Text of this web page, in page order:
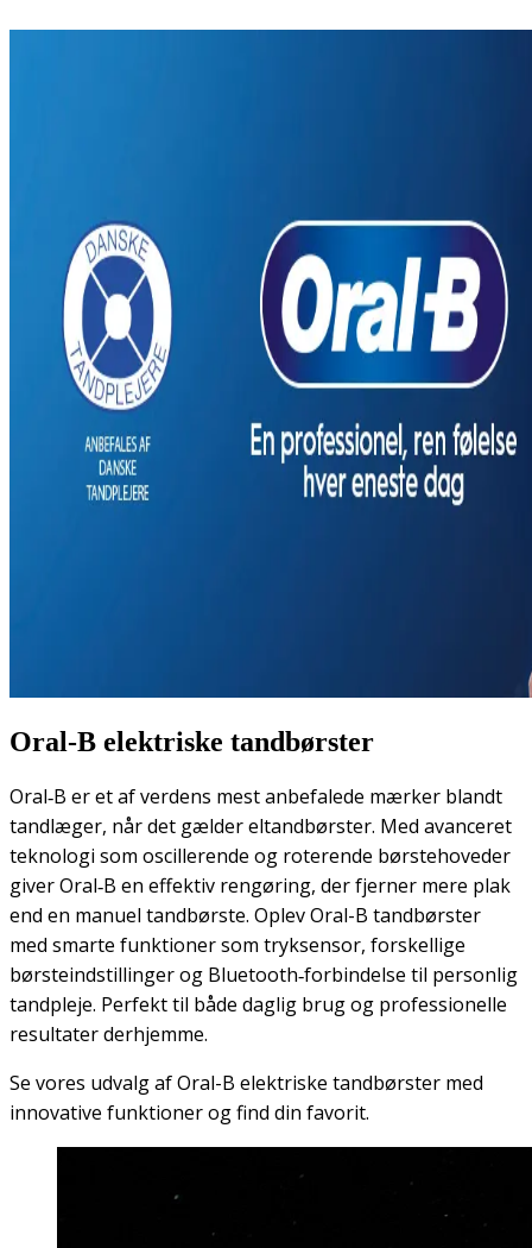
Oral-B elektriske tandbørster
Oral‑B er et af verdens mest anbefalede mærker blandt
tandlæger, når det gælder eltandbørster. Med avanceret
teknologi som oscillerende og roterende børstehoveder
giver Oral‑B en effektiv rengøring, der fjerner mere plak
end en manuel tandbørste. Oplev Oral-B tandbørster
med smarte funktioner som tryksensor, forskellige
børsteindstillinger og Bluetooth‑forbindelse til personlig
tandpleje. Perfekt til både daglig brug og professionelle
resultater derhjemme.
Se vores udvalg af Oral-B elektriske tandbørster med
innovative funktioner og find din favorit.